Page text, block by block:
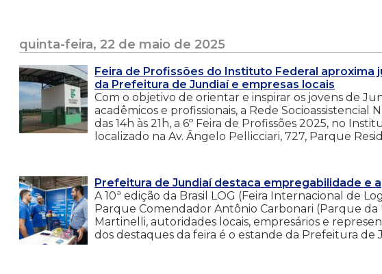
quinta-feira, 22 de maio de 2025
Feira de Profissões do Instituto Federal
da Prefeitura de Jundiaí e empresas locais
Com o objetivo de orientar e inspirar os jovens de
acadêmicos e profissionais, a Rede
das 14h às 21h, a 6º Feira de Profissões 2025, no
localizado na Av. Ângelo Pellicciari, 727, Parque
Prefeitura de Jundiaí destaca empregabilidade e
A 10ª edição da Brasil LOG (Feira Internacional de
Parque Comendador Antônio Carbonari (Parque
Martinelli, autoridades locais, empresários e
dos destaques da feira é o estande da Prefeitura de